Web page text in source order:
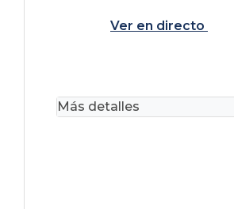
Ver en directo
Más detalles